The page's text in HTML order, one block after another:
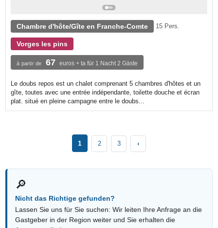
Chambre d'hôte/Gîte en Franche-Comte 15 Pers.
Vorges les pins
à partir de 67 euros + ta für 1 Nacht 2 Gäste
Le doubs repos est un chalet comprenant 5 chambres d'hôtes et un
gîte, toutes avec une entrée indépendante, toilette douche et écran
plat. situé en pleine campagne entre le doubs...
1 2 3 ›
🔎
Nicht das Richtige gefunden?
Lassen Sie uns für Sie suchen: Wir leiten Ihre Anfrage an die
Gastgeber in der Region weiter und Sie erhalten die